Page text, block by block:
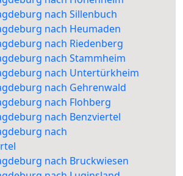
nach Sillenbuch
nach Heumaden
nach Riedenberg
nach Stammheim
nach Untertürkheim
nach Gehrenwald
nach Flohberg
nach Benzviertel
nach
nach Bruckwiesen